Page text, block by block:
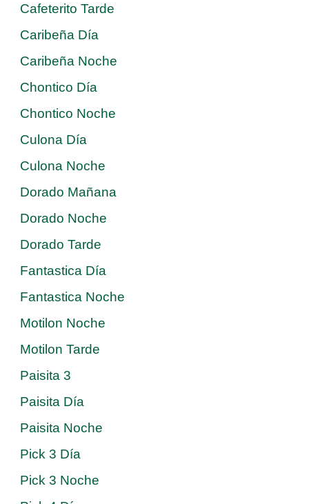
Cafeterito Tarde
Caribeña Día
Caribeña Noche
Chontico Día
Chontico Noche
Culona Día
Culona Noche
Dorado Mañana
Dorado Noche
Dorado Tarde
Fantastica Día
Fantastica Noche
Motilon Noche
Motilon Tarde
Paisita 3
Paisita Día
Paisita Noche
Pick 3 Día
Pick 3 Noche